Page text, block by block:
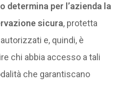
determina per l’azienda la
sicura, protetta
e, quindi, è
chi abbia accesso a tali
che garantiscano